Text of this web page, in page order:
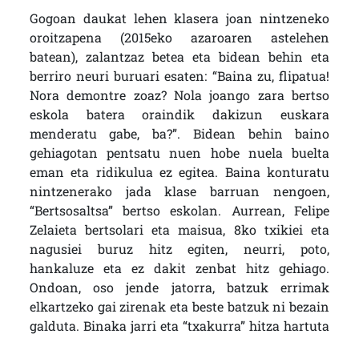
Gogoan daukat lehen klasera joan nintzeneko
oroitzapena (2015eko azaroaren astelehen
batean), zalantzaz betea eta bidean behin eta
berriro neuri buruari esaten: “Baina zu, flipatua!
Nora demontre zoaz? Nola joango zara bertso
eskola batera oraindik dakizun euskara
menderatu gabe, ba?”. Bidean behin baino
gehiagotan pentsatu nuen hobe nuela buelta
eman eta ridikulua ez egitea. Baina konturatu
nintzenerako jada klase barruan nengoen,
“Bertsosaltsa” bertso eskolan. Aurrean, Felipe
Zelaieta bertsolari eta maisua, 8ko txikiei eta
nagusiei buruz hitz egiten, neurri, poto,
hankaluze eta ez dakit zenbat hitz gehiago.
Ondoan, oso jende jatorra, batzuk errimak
elkartzeko gai zirenak eta beste batzuk ni bezain
galduta. Binaka jarri eta “txakurra” hitza hartuta